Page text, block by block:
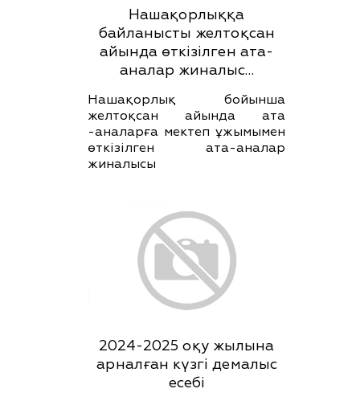
Нашақорлыққа
байланысты желтоқсан
айында өткізілген ата-
аналар жиналыс…
Нашақорлық бойынша
желтоқсан айында ата
-аналарға мектеп ұжымымен
өткізілген ата-аналар
жиналысы
2024-2025 оқу жылына
арналған күзгі демалыс
есебі